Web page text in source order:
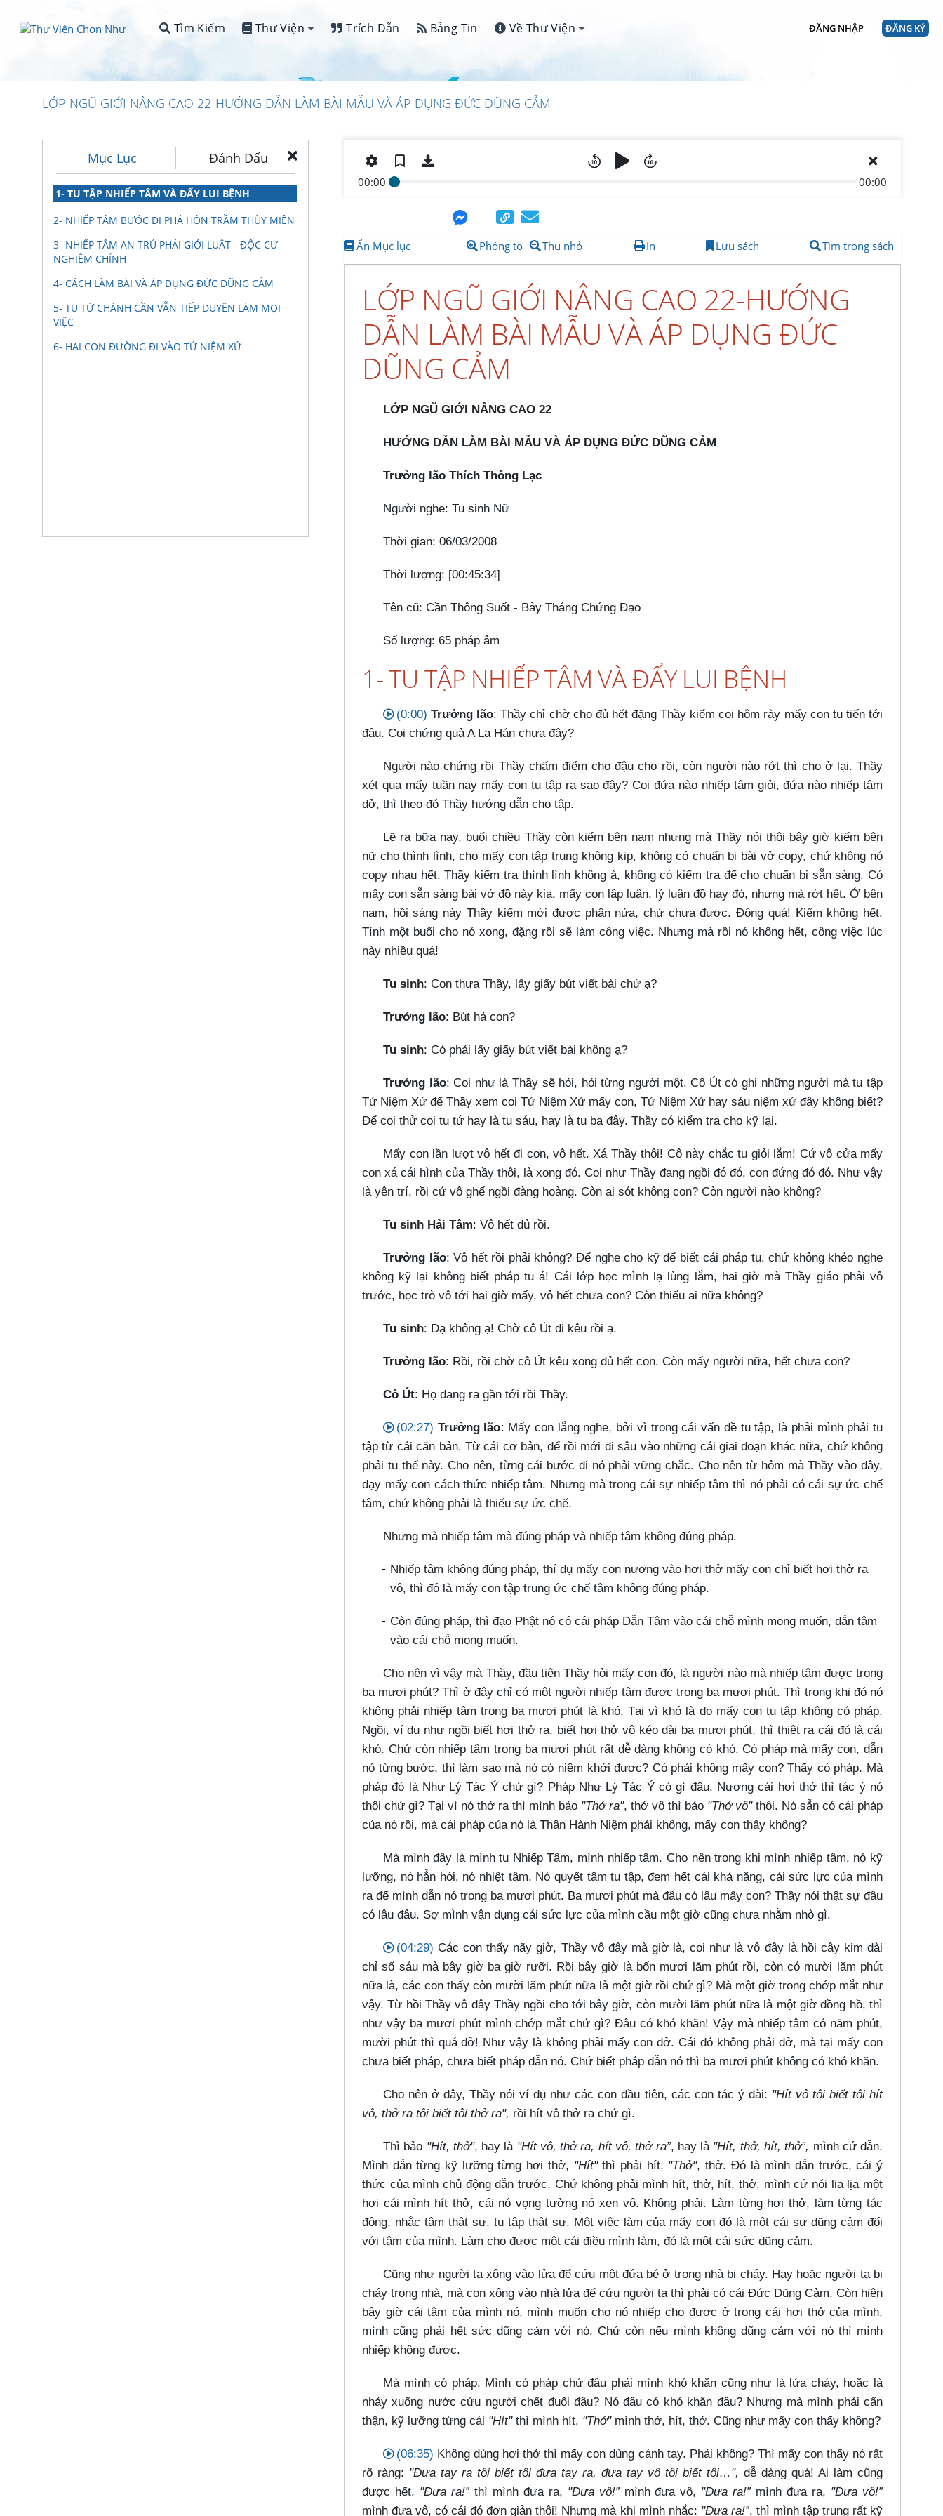
Tìm Kiếm Thư Viện Trích Dẫn Bảng Tin Về Thư Viện ĐĂNG NHẬP ĐĂNG KÝ
LỚP NGŨ GIỚI NÂNG CAO 22-HƯỚNG DẪN LÀM BÀI MẪU VÀ ÁP DỤNG ĐỨC DŨNG CẢM
Mục Lục Đánh Dấu
1- TU TẬP NHIẾP TÂM VÀ ĐẨY LUI BỆNH
2- NHIẾP TÂM BƯỚC ĐI PHÁ HÔN TRẦM THÙY MIÊN
3- NHIẾP TÂM AN TRÚ PHẢI GIỚI LUẬT - ĐỘC CƯ
NGHIÊM CHỈNH
4- CÁCH LÀM BÀI VÀ ÁP DỤNG ĐỨC DŨNG CẢM
5- TU TỨ CHÁNH CẦN VẪN TIẾP DUYÊN LÀM MỌI
VIỆC
6- HAI CON ĐƯỜNG ĐI VÀO TỨ NIỆM XỨ
00:00 00:00
Ẩn Mục lục Phóng to Thu nhỏ In Lưu sách Tìm trong sách
LỚP NGŨ GIỚI NÂNG CAO 22-HƯỚNG
DẪN LÀM BÀI MẪU VÀ ÁP DỤNG ĐỨC
DŨNG CẢM
LỚP NGŨ GIỚI NÂNG CAO 22
HƯỚNG DẪN LÀM BÀI MẪU VÀ ÁP DỤNG ĐỨC DŨNG CẢM
Trưởng lão Thích Thông Lạc
Người nghe: Tu sinh Nữ
Thời gian: 06/03/2008
Thời lượng: [00:45:34]
Tên cũ: Cần Thông Suốt - Bảy Tháng Chứng Đạo
Số lượng: 65 pháp âm
1- TU TẬP NHIẾP TÂM VÀ ĐẨY LUI BỆNH
(0:00) Trưởng lão: Thầy chỉ chờ cho đủ hết đặng Thầy kiểm coi hôm rày mấy con tu tiến tới
đâu. Coi chứng quả A La Hán chưa đây?
Người nào chứng rồi Thầy chấm điểm cho đậu cho rồi, còn người nào rớt thì cho ở lại. Thầy
xét qua mấy tuần nay mấy con tu tập ra sao đây? Coi đứa nào nhiếp tâm giỏi, đứa nào nhiếp tâm
dở, thì theo đó Thầy hướng dẫn cho tập.
Lẽ ra bữa nay, buổi chiều Thầy còn kiểm bên nam nhưng mà Thầy nói thôi bây giờ kiểm bên
nữ cho thình lình, cho mấy con tập trung không kịp, không có chuẩn bị bài vở copy, chứ không nó
copy nhau hết. Thầy kiểm tra thình lình không à, không có kiểm tra để cho chuẩn bị sẵn sàng. Có
mấy con sẵn sàng bài vở đồ này kia, mấy con lập luận, lý luận đồ hay đó, nhưng mà rớt hết. Ở bên
nam, hồi sáng này Thầy kiểm mới được phân nửa, chứ chưa được. Đông quá! Kiểm không hết.
Tính một buổi cho nó xong, đặng rồi sẽ làm công việc. Nhưng mà rồi nó không hết, công việc lúc
này nhiều quá!
Tu sinh: Con thưa Thầy, lấy giấy bút viết bài chứ ạ?
Trưởng lão: Bút hả con?
Tu sinh: Có phải lấy giấy bút viết bài không ạ?
Trưởng lão: Coi như là Thầy sẽ hỏi, hỏi từng người một. Cô Út có ghi những người mà tu tập
Tứ Niệm Xứ để Thầy xem coi Tứ Niệm Xứ mấy con, Tứ Niệm Xứ hay sáu niệm xứ đây không biết?
Để coi thử coi tu tứ hay là tu sáu, hay là tu ba đây. Thầy có kiểm tra cho kỹ lại.
Mấy con lần lượt vô hết đi con, vô hết. Xá Thầy thôi! Cô này chắc tu giỏi lắm! Cứ vô cửa mấy
con xá cái hình của Thầy thôi, là xong đó. Coi như Thầy đang ngồi đó đó, con đứng đó đó. Như vậy
là yên trí, rồi cứ vô ghế ngồi đàng hoàng. Còn ai sót không con? Còn người nào không?
Tu sinh Hải Tâm: Vô hết đủ rồi.
Trưởng lão: Vô hết rồi phải không? Để nghe cho kỹ để biết cái pháp tu, chứ không khéo nghe
không kỹ lại không biết pháp tu á! Cái lớp học mình lạ lùng lắm, hai giờ mà Thầy giáo phải vô
trước, học trò vô tới hai giờ mấy, vô hết chưa con? Còn thiếu ai nữa không?
Tu sinh: Dạ không ạ! Chờ cô Út đi kêu rồi ạ.
Trưởng lão: Rồi, rồi chờ cô Út kêu xong đủ hết con. Còn mấy người nữa, hết chưa con?
Cô Út: Họ đang ra gần tới rồi Thầy.
(02:27) Trưởng lão: Mấy con lắng nghe, bởi vì trong cái vấn đề tu tập, là phải mình phải tu
tập từ cái căn bản. Từ cái cơ bản, để rồi mới đi sâu vào những cái giai đoạn khác nữa, chứ không
phải tu thế này. Cho nên, từng cái bước đi nó phải vững chắc. Cho nên từ hôm mà Thầy vào đây,
dạy mấy con cách thức nhiếp tâm. Nhưng mà trong cái sự nhiếp tâm thì nó phải có cái sự ức chế
tâm, chứ không phải là thiếu sự ức chế.
Nhưng mà nhiếp tâm mà đúng pháp và nhiếp tâm không đúng pháp.
Nhiếp tâm không đúng pháp, thí dụ mấy con nương vào hơi thở mấy con chỉ biết hơi thở ra
vô, thì đó là mấy con tập trung ức chế tâm không đúng pháp.
Còn đúng pháp, thì đạo Phật nó có cái pháp Dẫn Tâm vào cái chỗ mình mong muốn, dẫn tâm
vào cái chỗ mong muốn.
Cho nên vì vậy mà Thầy, đầu tiên Thầy hỏi mấy con đó, là người nào mà nhiếp tâm được trong
ba mươi phút? Thì ở đây chỉ có một người nhiếp tâm được trong ba mươi phút. Thì trong khi đó nó
không phải nhiếp tâm trong ba mươi phút là khó. Tại vì khó là do mấy con tu tập không có pháp.
Ngồi, ví dụ như ngồi biết hơi thở ra, biết hơi thở vô kéo dài ba mươi phút, thì thiệt ra cái đó là cái
khó. Chứ còn nhiếp tâm trong ba mươi phút rất dễ dàng không có khó. Có pháp mà mấy con, dẫn
nó từng bước, thì làm sao mà nó có niệm khởi được? Có phải không mấy con? Thấy có pháp. Mà
pháp đó là Như Lý Tác Ý chứ gì? Pháp Như Lý Tác Ý có gì đâu. Nương cái hơi thở thì tác ý nó
thôi chứ gì? Tại vì nó thở ra thì mình bảo "Thở ra", thở vô thì bảo "Thở vô"thôi. Nó sẵn có cái pháp
của nó rồi, mà cái pháp của nó là Thân Hành Niệm phải không, mấy con thấy không?
Mà mình đây là mình tu Nhiếp Tâm, mình nhiếp tâm. Cho nên trong khi mình nhiếp tâm, nó kỹ
lưỡng, nó hẳn hòi, nó nhiệt tâm. Nó quyết tâm tu tập, đem hết cái khả năng, cái sức lực của mình
ra để mình dẫn nó trong ba mươi phút. Ba mươi phút mà đâu có lâu mấy con? Thầy nói thật sự đâu
có lâu đâu. Sợ mình vận dụng cái sức lực của mình cầu một giờ cũng chưa nhằm nhò gì.
(04:29) Các con thấy nãy giờ, Thầy vô đây mà giờ là, coi như là vô đây là hồi cây kim dài
chỉ số sáu mà bây giờ ba giờ rưỡi. Rồi bây giờ là bốn mươi lăm phút rồi, còn có mười lăm phút
nữa là, các con thấy còn mười lăm phút nữa là một giờ rồi chứ gì? Mà một giờ trong chớp mắt như
vậy. Từ hồi Thầy vô đây Thầy ngồi cho tới bây giờ, còn mười lăm phút nữa là một giờ đồng hồ, thì
như vậy ba mươi phút mình chớp mắt chứ gì? Đâu có khó khăn! Vậy mà nhiếp tâm có năm phút,
mười phút thì quá dở! Như vậy là không phải mấy con dở. Cái đó không phải dở, mà tại mấy con
chưa biết pháp, chưa biết pháp dẫn nó. Chứ biết pháp dẫn nó thì ba mươi phút không có khó khăn.
Cho nên ở đây, Thầy nói ví dụ như các con đầu tiên, các con tác ý dài: "Hít vô tôi biết tôi hít
vô, thở ra tôi biết tôi thở ra", rồi hít vô thở ra chứ gì.
Thì bảo "Hít, thở", hay là "Hít vô, thở ra, hít vô, thở ra”, hay là "Hít, thở, hít, thở”, mình cứ dẫn.
Mình dẫn từng kỹ lưỡng từng hơi thở, "Hít"thì phải hít, "Thở", thở. Đó là mình dẫn trước, cái ý
thức của mình chủ động dẫn trước. Chứ không phải mình hít, thở, hít, thở, mình cứ nói lia lịa một
hơi cái mình hít thở, cái nó vọng tưởng nó xen vô. Không phải. Làm từng hơi thở, làm từng tác
động, nhắc tâm thật sự, tu tập thật sự. Một việc làm của mấy con đó là một cái sự dũng cảm đối
với tâm của mình. Làm cho được một cái điều mình làm, đó là một cái sức dũng cảm.
Cũng như người ta xông vào lửa để cứu một đứa bé ở trong nhà bị cháy. Hay hoặc người ta bị
cháy trong nhà, mà con xông vào nhà lửa để cứu người ta thì phải có cái Đức Dũng Cảm. Còn hiện
bây giờ cái tâm của mình nó, mình muốn cho nó nhiếp cho được ở trong cái hơi thở của mình,
mình cũng phải hết sức dũng cảm với nó. Chứ còn nếu mình không dũng cảm với nó thì mình
nhiếp không được.
Mà mình có pháp. Mình có pháp chứ đâu phải mình khó khăn cũng như là lửa cháy, hoặc là
nhảy xuống nước cứu người chết đuối đâu? Nó đâu có khó khăn đâu? Nhưng mà mình phải cẩn
thận, kỹ lưỡng từng cái "Hít"thì mình hít, "Thở"mình thở, hít, thở. Cũng như mấy con thấy không?
(06:35) Không dùng hơi thở thì mấy con dùng cánh tay. Phải không? Thì mấy con thấy nó rất
rõ ràng: "Đưa tay ra tôi biết tôi đưa tay ra, đưa tay vô tôi biết tôi…​", dễ dàng quá! Ai làm cũng
được hết. "Đưa ra!”thì mình đưa ra, "Đưa vô!”mình đưa vô, "Đưa ra!”mình đưa ra, "Đưa vô!”
mình đưa vô, có cái đó đơn giản thôi! Nhưng mà khi mình nhắc: "Đưa ra!”, thì mình tập trung rất kỹ